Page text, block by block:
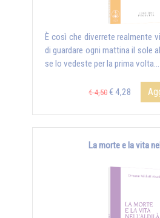
È così che diverrete realmente
di guardare ogni mattina il sole
se lo vedeste per la prima volta...
€ 4,50 € 4,28
La morte e la vita